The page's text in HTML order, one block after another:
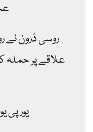
روسی ڈرون نے
علاقے پر
یورپی